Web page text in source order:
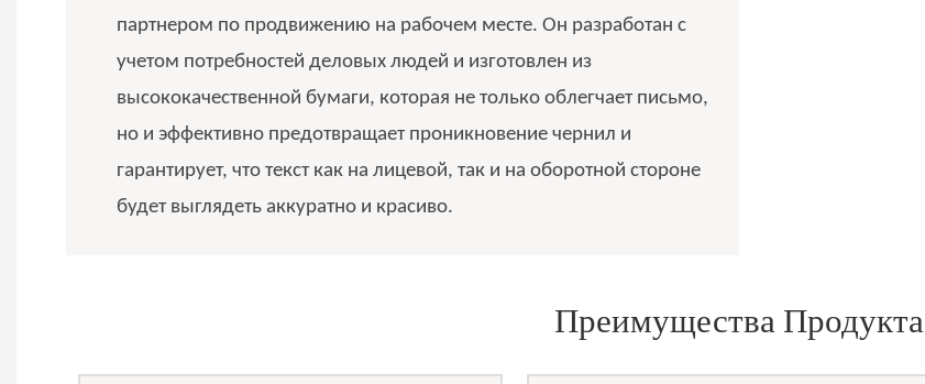
партнером по продвижению на рабочем месте. Он разработан с
учетом потребностей деловых людей и изготовлен из
высококачественной бумаги, которая не только облегчает письмо,
но и эффективно предотвращает проникновение чернил и
гарантирует, что текст как на лицевой, так и на оборотной стороне
будет выглядеть аккуратно и красиво.
Преимущества Продукта